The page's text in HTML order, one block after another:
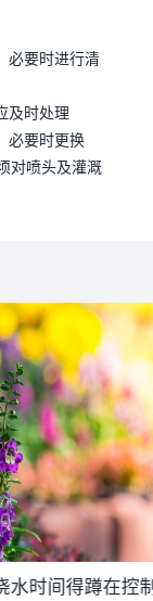
必要时进行清
及时处理
必要时更换
对喷头及灌溉
在控制器前